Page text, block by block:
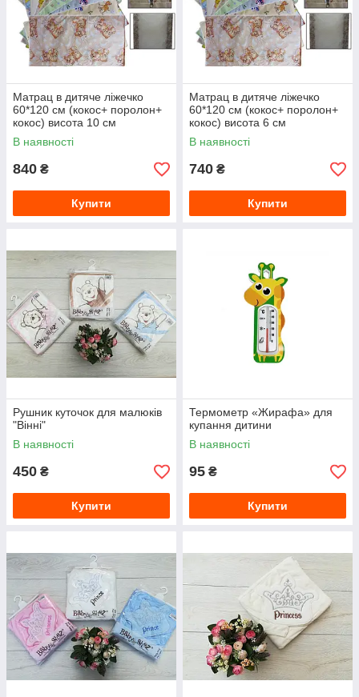
Матрац в дитяче ліжечко
60*120 см (кокос+ поролон+
кокос) висота 10 см
В наявності
840 ₴
Купити
Матрац в дитяче ліжечко
60*120 см (кокос+ поролон+
кокос) висота 6 см
В наявності
740 ₴
Купити
Рушник куточок для малюків
"Вінні"
В наявності
450 ₴
Купити
Термометр «Жирафа» для
купання дитини
В наявності
95 ₴
Купити